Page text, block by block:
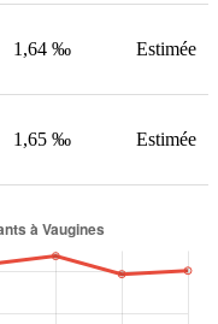
1,64 ‰ Estimée
1,65 ‰ Estimée